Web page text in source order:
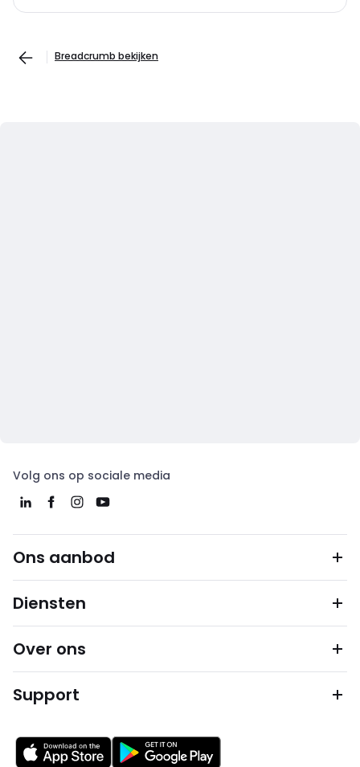
Breadcrumb bekijken
Volg ons op sociale media
Ons aanbod
Diensten
Over ons
Support